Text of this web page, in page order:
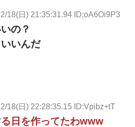
18(日) 21:35:31.94 ID:oA6Oi9P3
の？
いんだ
18(日) 22:28:35.15 ID:Vpibz+tT
日を作ってたわwww